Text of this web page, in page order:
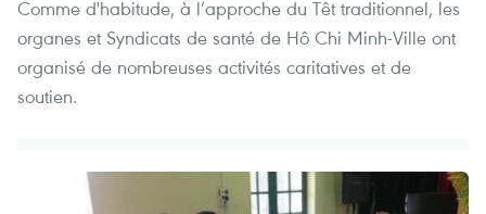
Comme d'habitude, à l’approche du Têt traditionnel, les
organes et Syndicats de santé de Hô Chi Minh-Ville ont
organisé de nombreuses activités caritatives et de
soutien.